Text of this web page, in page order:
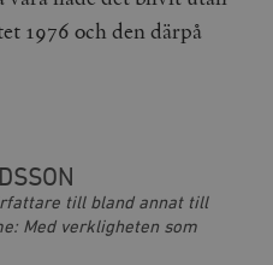
1976 och den därpå
till bland annat till
Med verkligheten som
användarinloggning
cookies.